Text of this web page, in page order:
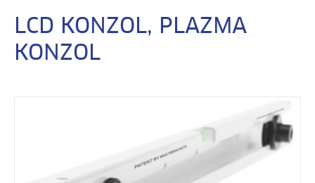
LCD KONZOL, PLAZMA
KONZOL